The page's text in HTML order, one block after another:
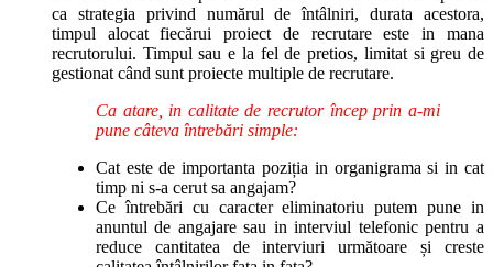
ca strategia privind numărul de întâlniri, durata acestora,
timpul alocat fiecărui proiect de recrutare este in mana
recrutorului. Timpul sau e la fel de pretios, limitat si greu de
gestionat când sunt proiecte multiple de recrutare.
Ca atare, in calitate de recrutor încep prin a-mi
pune câteva întrebări simple:
Cat este de importanta poziția in organigrama si in cat
timp ni s-a cerut sa angajam?
Ce întrebări cu caracter eliminatoriu putem pune in
anuntul de angajare sau in interviul telefonic pentru a
reduce cantitatea de interviuri următoare și creste